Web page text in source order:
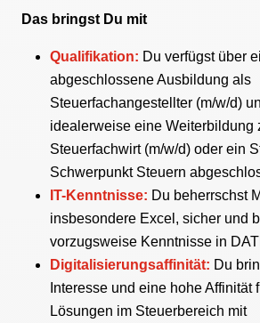
Das bringst Du mit
Qualifikation: Du verfügst über
abgeschlossene Ausbildung als
Steuerfachangestellter (m/w/d)
idealerweise eine Weiterbildung
Steuerfachwirt (m/w/d) oder ein
Schwerpunkt Steuern
IT-Kenntnisse: Du beherrschst
insbesondere Excel, sicher und
vorzugsweise Kenntnisse in
Digitalisierungsaffinität: Du
Interesse und eine hohe Affinität
Lösungen im Steuerbereich mit